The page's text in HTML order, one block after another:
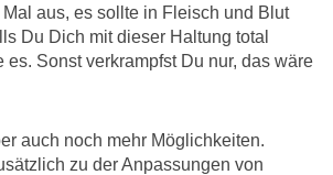
aus, es sollte in Fleisch und Blut
Du Dich mit dieser Haltung total
es. Sonst verkrampfst Du nur, das wäre
auch noch mehr Möglichkeiten.
zu der Anpassungen von